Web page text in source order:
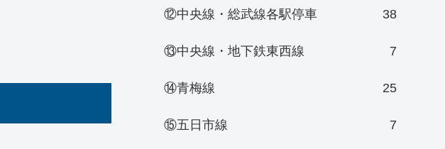
⑫中央線・総武線各駅停車 38
⑬中央線・地下鉄東西線 7
⑭青梅線 25
⑮五日市線 7